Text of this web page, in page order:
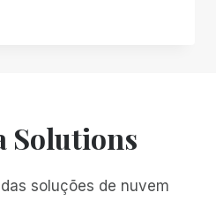
Solutions
soluções de nuvem